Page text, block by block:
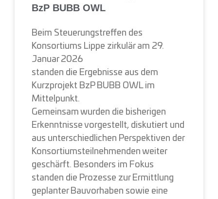
BzP BUBB OWL
Beim Steuerungstreffen des
Konsortiums Lippe zirkulär am 29.
Januar 2026
standen die Ergebnisse aus dem
Kurzprojekt BzP BUBB OWL im
Mittelpunkt.
Gemeinsam wurden die bisherigen
Erkenntnisse vorgestellt, diskutiert und
aus unterschiedlichen Perspektiven der
Konsortiumsteilnehmenden weiter
geschärft. Besonders im Fokus
standen die Prozesse zur Ermittlung
geplanter Bauvorhaben sowie eine